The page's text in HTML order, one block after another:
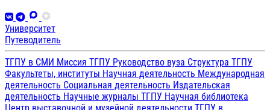
Университет
Путеводитель
ТГПУ в СМИ Миссия ТГПУ Руководство вуза Структура ТГПУ
Факультеты, институты Научная деятельность Международная
деятельность Социальная деятельность Издательская
деятельность Научные журналы ТГПУ Научная библиотека